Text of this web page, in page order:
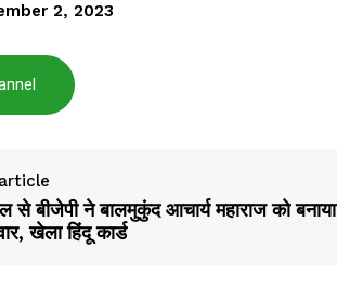
Company
2, 2023
से बीजेपी ने बालमुकुंद आचार्य महाराज को बनाया
खेला हिंदू कार्ड